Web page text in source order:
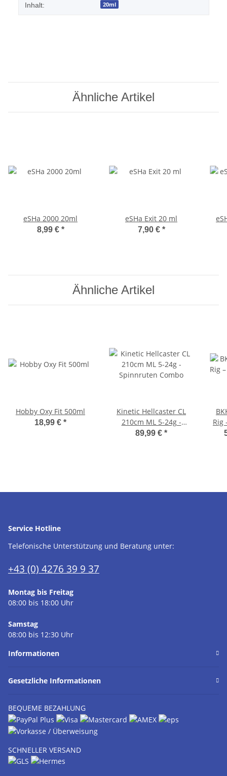
Inhalt: 20ml
Ähnliche Artikel
eSHa 2000 20ml
8,99 € *
eSHa Exit 20 ml
7,90 € *
Ähnliche Artikel
Hobby Oxy Fit 500ml
18,99 € *
Kinetic Hellcaster CL
210cm ML 5-24g -
Spinnruten Combo
89,99 € *
Rig
Service Hotline
Telefonische Unterstützung und Beratung unter:
+43 (0) 4276 39 9 37
Montag bis Freitag
08:00 bis 18:00 Uhr
Samstag
08:00 bis 12:30 Uhr
Informationen
Gesetzliche Informationen
BEQUEME BEZAHLUNG
SCHNELLER VERSAND